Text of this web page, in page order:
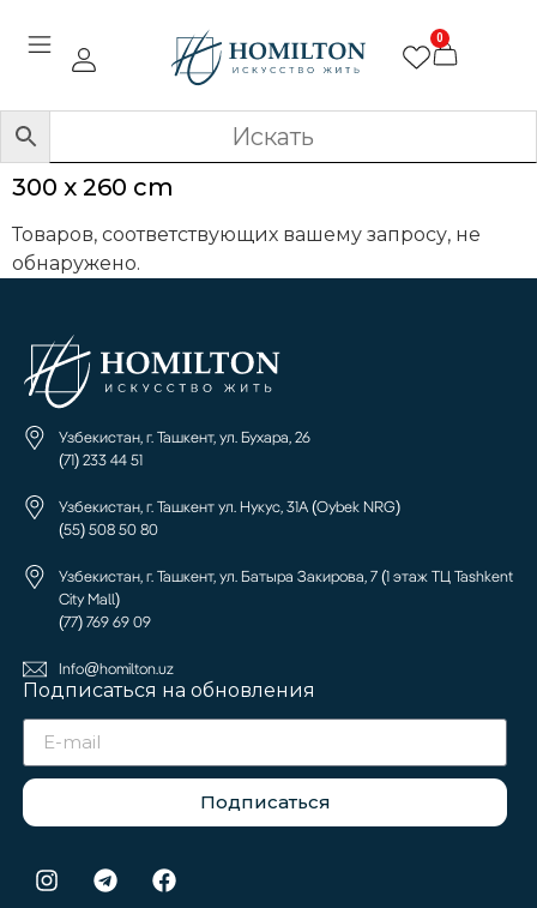
0
300 x 260 cm
Товаров, соответствующих вашему запросу, не
обнаружено.
Узбекистан, г. Ташкент, ул. Бухара, 26
(71) 233 44 51
Узбекистан, г. Ташкент ул. Нукус, 31А (Oybek NRG)
(55) 508 50 80
Узбекистан, г. Ташкент, ул. Батыра Закирова, 7 (1 этаж ТЦ Tashkent
City Mall)
(77) 769 69 09
Info@homilton.uz
Подписаться на обновления
Подписаться